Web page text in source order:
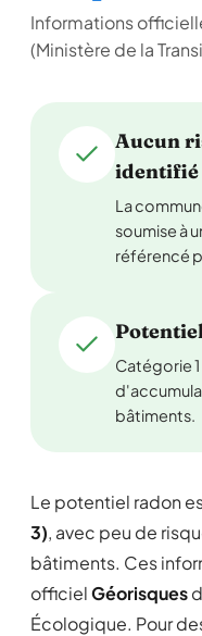
Informations
(Ministère de la
Aucun
identifié
La
soumise à
référencé
Catégorie 1
bâtiments.
Le potentiel radon
3), avec peu de
bâtiments. Ces
officielGéorisques
Écologique. Pour